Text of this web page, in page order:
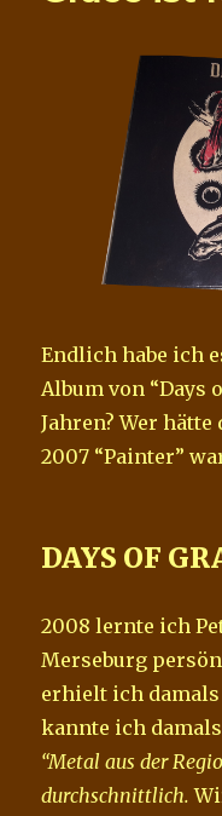
Endlich habe ich
Album von “Days
Jahren? Wer hätte
2007 “Painter”
DAYS OF
2008 lernte ich
Merseburg
erhielt ich damals
kannte ich
“Metal aus der
durchschnittlich.